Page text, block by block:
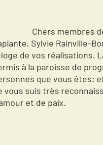
Chers membres
Sylvie Rainville-
de vos
à la paroisse de
que vous êtes:
vous suis très